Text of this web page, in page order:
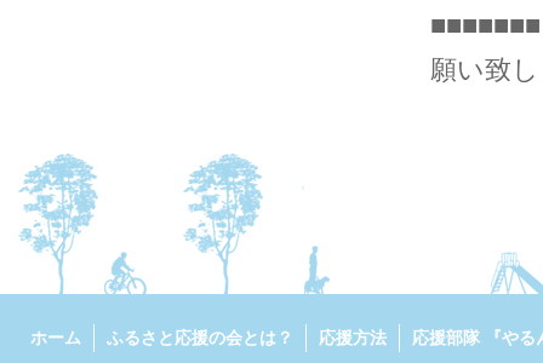
願い致
ホーム ふるさと応援の会とは？ 応援方法 応援部隊 『やる